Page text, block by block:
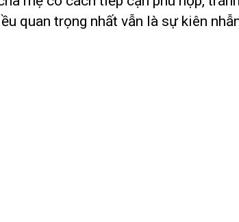
quan trọng nhất vẫn là sự kiên